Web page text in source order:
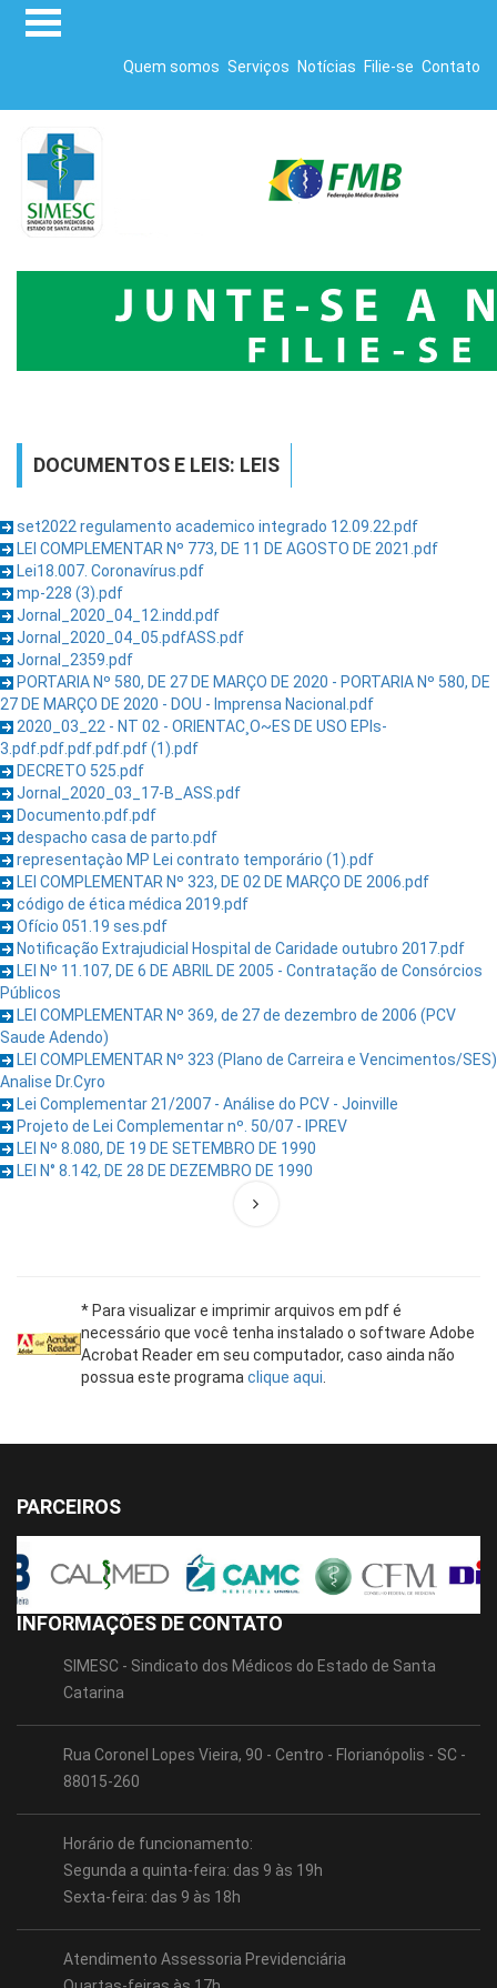
Quem somos Serviços Notícias Filie-se Contato
DOCUMENTOS E LEIS: LEIS
set2022 regulamento academico integrado 12.09.22.pdf
LEI COMPLEMENTAR Nº 773, DE 11 DE AGOSTO DE 2021.pdf
Lei18.007. Coronavírus.pdf
mp-228 (3).pdf
Jornal_2020_04_12.indd.pdf
Jornal_2020_04_05.pdfASS.pdf
Jornal_2359.pdf
PORTARIA Nº 580, DE 27 DE MARÇO DE 2020 - PORTARIA Nº 580, DE
27 DE MARÇO DE 2020 - DOU - Imprensa Nacional.pdf
2020_03_22 - NT 02 - ORIENTAC¸O~ES DE USO EPIs-
3.pdf.pdf.pdf.pdf.pdf (1).pdf
DECRETO 525.pdf
Jornal_2020_03_17-B_ASS.pdf
Documento.pdf.pdf
despacho casa de parto.pdf
representaçào MP Lei contrato temporário (1).pdf
LEI COMPLEMENTAR Nº 323, DE 02 DE MARÇO DE 2006.pdf
código de ética médica 2019.pdf
Ofício 051.19 ses.pdf
Notificação Extrajudicial Hospital de Caridade outubro 2017.pdf
LEI Nº 11.107, DE 6 DE ABRIL DE 2005 - Contratação de Consórcios
Públicos
LEI COMPLEMENTAR Nº 369, de 27 de dezembro de 2006 (PCV
Saude Adendo)
LEI COMPLEMENTAR Nº 323 (Plano de Carreira e Vencimentos/SES)
Analise Dr.Cyro
Lei Complementar 21/2007 - Análise do PCV - Joinville
Projeto de Lei Complementar nº. 50/07 - IPREV
LEI Nº 8.080, DE 19 DE SETEMBRO DE 1990
LEI N° 8.142, DE 28 DE DEZEMBRO DE 1990
* Para visualizar e imprimir arquivos em pdf é
necessário que você tenha instalado o software Adobe
Acrobat Reader em seu computador, caso ainda não
possua este programa clique aqui
PARCEIROS
INFORMAÇÕES DE CONTATO
SIMESC - Sindicato dos Médicos do Estado de Santa
Catarina
Rua Coronel Lopes Vieira, 90 - Centro - Florianópolis - SC -
88015-260
Horário de funcionamento:
Segunda a quinta-feira: das 9 às 19h
Sexta-feira: das 9 às 18h
Atendimento Assessoria Previdenciária